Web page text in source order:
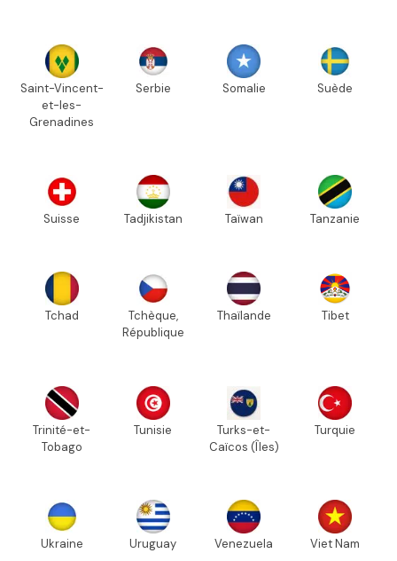
Saint-Vincent-
et-les-
Grenadines
Serbie Somalie Suède
Suisse Tadjikistan Taïwan Tanzanie
Tchad
Tchèque,
République
Thaïlande Tibet
Trinité-et-
Tobago
Tunisie
Turks-et-
Caïcos (Îles)
Turquie
Ukraine Uruguay Venezuela Viet Nam